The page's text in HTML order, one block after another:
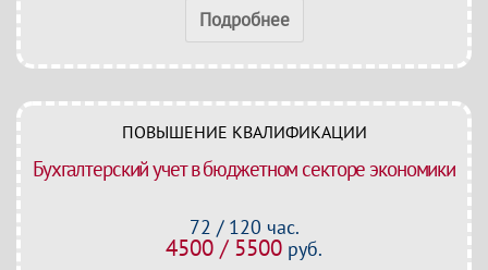
Подробнее
ПОВЫШЕНИЕ КВАЛИФИКАЦИИ
Бухгалтерский учет в бюджетном секторе экономики
72 / 120 час.
4500 / 5500 руб.